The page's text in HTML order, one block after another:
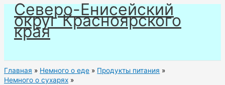
Перейти
содержимому
Северо-Енисейский
округ Красноярского
края
Главная Немного о еде
Продукты питания
Немного о сухарях